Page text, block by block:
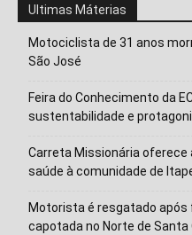
Ultimas Máterias
Motociclista de 31 anos
São José
Feira do Conhecimento da
sustentabilidade e
Carreta Missionária
saúde à comunidade de
Motorista é resgatado
capotada no Norte de Santa